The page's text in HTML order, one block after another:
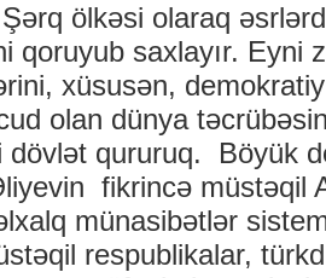
ölkəsi olaraq
qoruyub saxlayır. Eyni
xüsusən,
olan dünya
dövlət qururuq. Böyük
fikrincə müstəqil
münasibətlər
respublikalar,